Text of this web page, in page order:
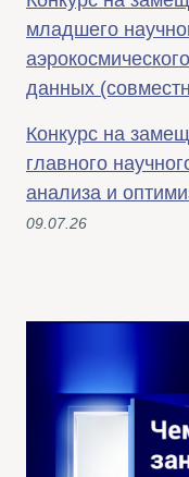
младшего
данных
Конкурс на
главного
анализа и
09.07.26